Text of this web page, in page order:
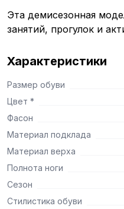
Эта демисезонная
занятий, прогулок и
Характеристики
Размер обуви
Цвет *
Фасон
Материал подклада
Материал верха
Полнота ноги
Сезон
Стилистика обуви